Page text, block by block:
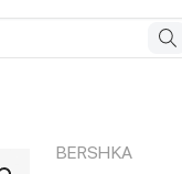
BERSHKA